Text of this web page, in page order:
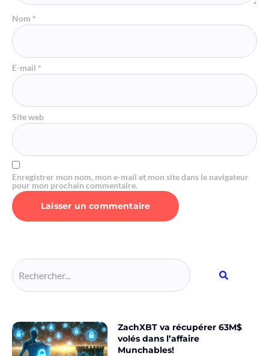
Nom *
E-mail *
Site web
Enregistrer mon nom, mon e-mail et mon site dans le navigateur
pour mon prochain commentaire.
ZachXBT va récupérer 63M$
volés dans l’affaire
Munchables!